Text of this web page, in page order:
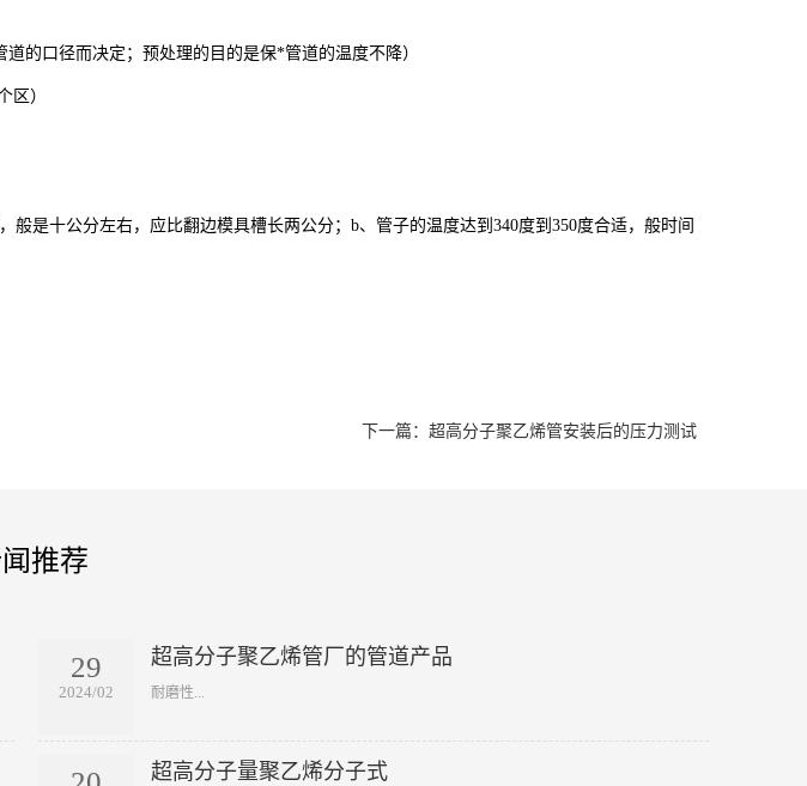
口径而决定；预处理的目的是保*管道的温度不降）
区）
十公分左右，应比翻边模具槽长两公分；b、管子的温度达到340度到350度合适，般时间
下一篇：超高分子聚乙烯管安装后的压力测试
推荐
29
2024/02
超高分子聚乙烯管厂的管道产品
​耐磨性...
超高分子量聚乙烯分子式